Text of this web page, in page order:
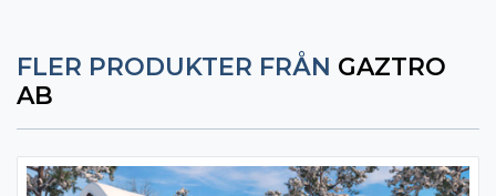
FLER PRODUKTER FRÅN GAZTRO
AB